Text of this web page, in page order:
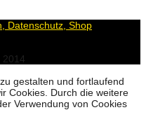
Datenschutz, Shop
2014
gestalten und fortlaufend
Cookies. Durch die weitere
Verwendung von Cookies